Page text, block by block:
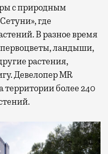
с природным
где
В разное время
первоцветы, ландыши,
растения,
Девелопер MR
территории более 240